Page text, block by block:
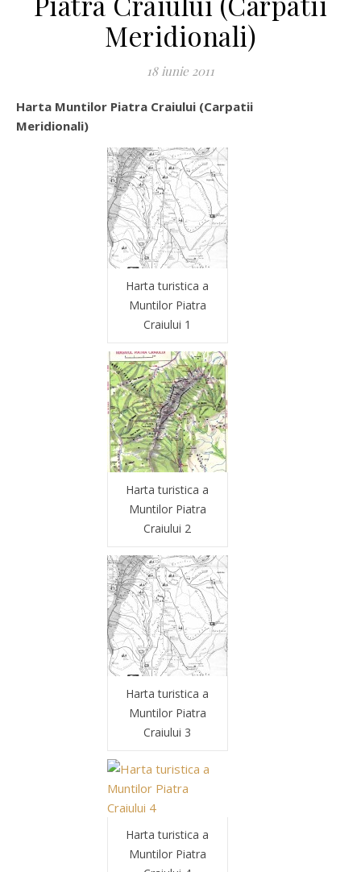
Meridionali)
18 iunie 2011
Harta Muntilor Piatra Craiului (Carpatii
Meridionali)
Harta turistica a
Muntilor Piatra
Craiului 1
Harta turistica a
Muntilor Piatra
Craiului 2
Harta turistica a
Muntilor Piatra
Craiului 3
Harta turistica a
Muntilor Piatra